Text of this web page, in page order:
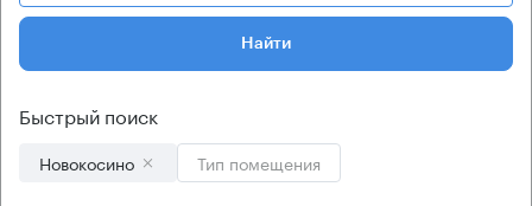
Найти
Быстрый поиск
Новокосино Тип помещения